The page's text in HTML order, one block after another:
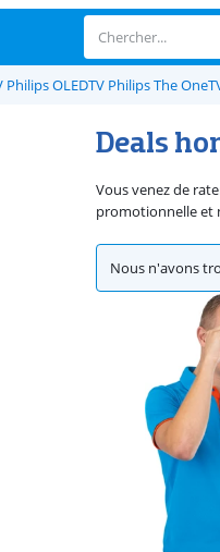
Philips OLEDTV Philips The One
Deals
Vous venez de
promotionnelle et
Nous n'avons